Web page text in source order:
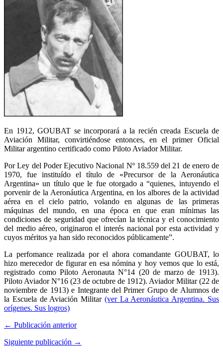
En 1912, GOUBAT se incorporará a la recién creada Escuela de
Aviación Militar, convirtiéndose entonces, en el primer Oficial
Militar argentino certificado como Piloto Aviador Militar.
Por Ley del Poder Ejecutivo Nacional Nº 18.559 del 21 de enero de
1970, fue instituído el título de «Precursor de la Aeronáutica
Argentina» un título que le fue otorgado a “quienes, intuyendo el
porvenir de la Aeronáutica Argentina, en los albores de la actividad
aérea en el cielo patrio, volando en algunas de las primeras
máquinas del mundo, en una época en que eran mínimas las
condiciones de seguridad que ofrecían la técnica y el conocimiento
del medio aéreo, originaron el interés nacional por esta actividad y
cuyos méritos ya han sido reconocidos públicamente”.
La perfomance realizada por el ahora comandante GOUBAT, lo
hizo merecedor de figurar en esa nómina y hoy vemos que lo está,
registrado como Piloto Aeronauta N°14 (20 de marzo de 1913).
Piloto Aviador N°16 (23 de octubre de 1912). Aviador Militar (22 de
noviembre de 1913) e Integrante del Primer Grupo de Alumnos de
la Escuela de Aviación Militar (ver La Aeronáutica Argentina. Sus
orígenes. Sus logros)
← Publicación anterior
Siguiente publicación →